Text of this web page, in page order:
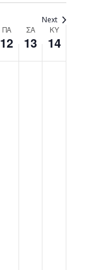
Next
ΠΑ
12
ΣΑ
13
ΚΥ
14